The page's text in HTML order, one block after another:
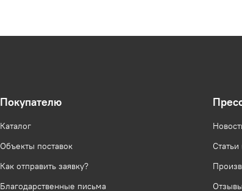
Покупателю
Каталог
Объекты поставок
Как отправить заявку?
Благодарственные письма